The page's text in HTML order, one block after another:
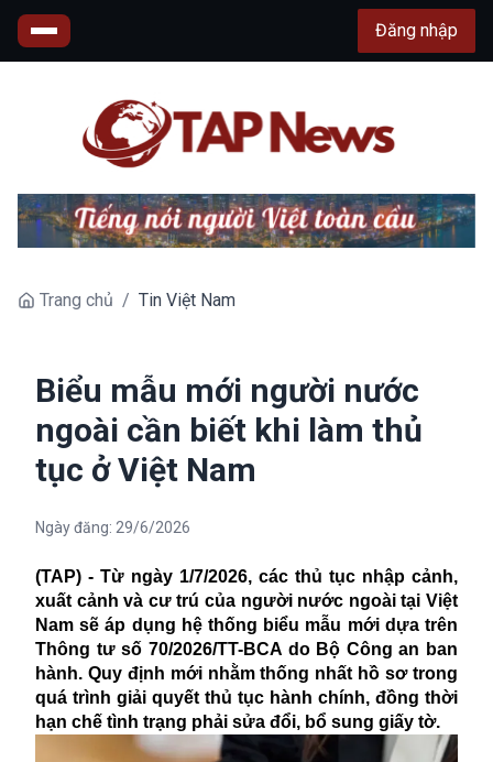
Đăng nhập
Trang chủ / Tin Việt Nam
Biểu mẫu mới người nước
ngoài cần biết khi làm thủ
tục ở Việt Nam
Ngày đăng: 29/6/2026
(TAP) - Từ ngày 1/7/2026, các thủ tục nhập cảnh,
xuất cảnh và cư trú của người nước ngoài tại Việt
Nam sẽ áp dụng hệ thống biểu mẫu mới dựa trên
Thông tư số 70/2026/TT-BCA do Bộ Công an ban
hành. Quy định mới nhằm thống nhất hồ sơ trong
quá trình giải quyết thủ tục hành chính, đồng thời
hạn chế tình trạng phải sửa đổi, bổ sung giấy tờ.